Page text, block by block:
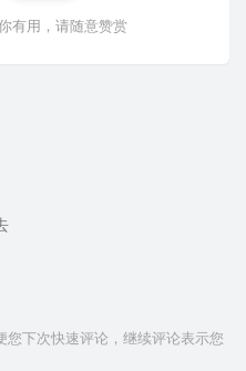
有用，请随意赞赏
您下次快速评论，继续评论表示您